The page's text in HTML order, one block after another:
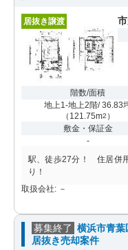
居抜き譲渡
階数/面積
地上1-地上2階/ 36.83
（ 121.75m2 ）
敷金・保証金
-
駅、徒歩27分！ 住居併
り！
取扱会社: －
募集終了 横浜市青
居抜き売却案件